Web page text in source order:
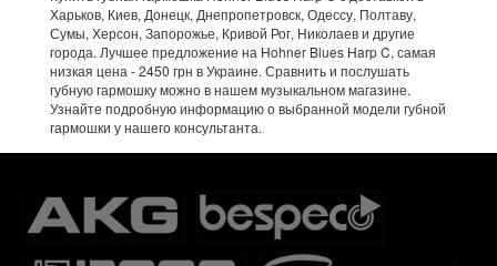
Харьков, Киев, Донецк, Днепропетровск, Одессу, Полтаву,
Сумы, Херсон, Запорожье, Кривой Рог, Николаев и другие
города. Лучшее предложение на Hohner Blues Harp C, самая
низкая цена - 2450 грн в Украине. Сравнить и послушать
губную гармошку можно в нашем музыкальном магазине.
Узнайте подробную информацию о выбранной модели губной
гармошки у нашего консультанта.